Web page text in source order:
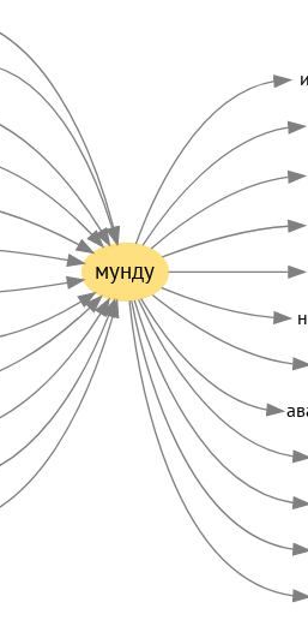
мунду